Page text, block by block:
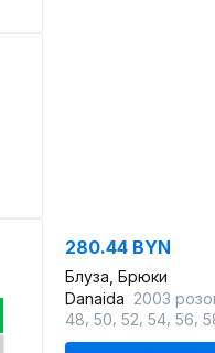
280.44 BYN
Блуза, Брюки
Danaida 2003
48 50 52 54 56